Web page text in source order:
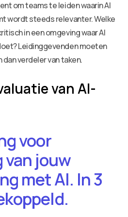
om teams te leiden waarin AI
wordt steeds relevanter. Welke
in een omgeving waar AI
Leidinggevenden moeten
verdeler van taken.
van AI-
voor
jouw
met AI. In 3